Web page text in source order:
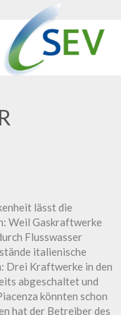
lässt die
Weil Gaskraftwerke
Flusswasser
italienische
Drei Kraftwerke in den
abgeschaltet und
könnten schon
hat der Betreiber des